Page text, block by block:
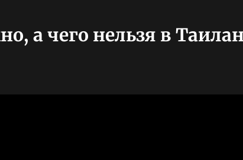
а чего нельзя в